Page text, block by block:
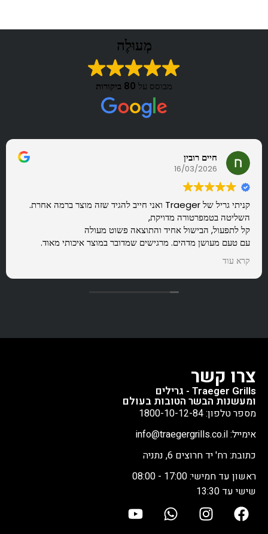
מְעוּלֶה
מבוסס על 80 ביקורות
חיים רובין
16/03/2026
קניתי גריל של Traeger ואני חייב להגיד שזה מוצר ברמה אחרת.
השליטה בטמפרטורה מדויקת,
קל לתפעול, הבישול אחיד והתוצאה פשוט מעולה
עם טעם מעושן מדהים. מרגישים שמדובר במוצר איכותי מאוד.
קרא עוד
צרו קשר
Traeger Grills - גרילים
ומעשנות הבשר הטובות בעולם
מספר טלפון: 1800-10-12-84
אימייל: info@traegergrills.co.il
כתובת: רח' יד חרוצים 6, נתניה
ראשון עד חמישי: 17:00 - 08:00
שישי עד 13:30